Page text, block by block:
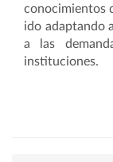
conocimientos
ido adaptando
a las
instituciones.